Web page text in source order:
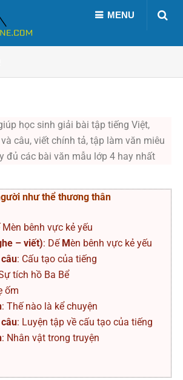
MENU
học sinh giải bài tập tiếng Việt,
câu, viết chính tả, tập làm văn miêu
đủ các bài văn mẫu lớp 4 hay nhất
như thể thương thân
Mèn bênh vực kẻ yếu
– viết): Dế Mèn bênh vực kẻ yếu
: Cấu tạo của tiếng
tích hồ Ba Bể
ốm
: Thế nào là kể chuyện
: Luyện tập về cấu tạo của tiếng
: Nhân vật trong truyện